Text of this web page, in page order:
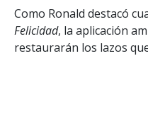
Como Ronald destacó
Felicidad, la aplicación
restaurarán los lazos